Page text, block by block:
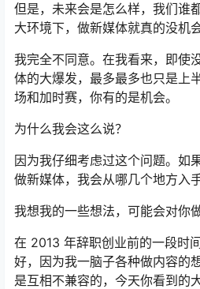
但是，未来会是怎么样，我们谁
大环境下，做新媒体就真的没机
我完全不同意。在我看来，即使
体的大爆发，最多最多也只是上
场和加时赛，你有的是机会。
为什么我会这么说？
因为我仔细考虑过这个问题。如
做新媒体，我会从哪几个地方入手
我想我的一些想法，可能会对你
在 2013 年辞职创业前的一段时
好，因为我一脑子各种做内容的
是互相不兼容的，今天你看到的